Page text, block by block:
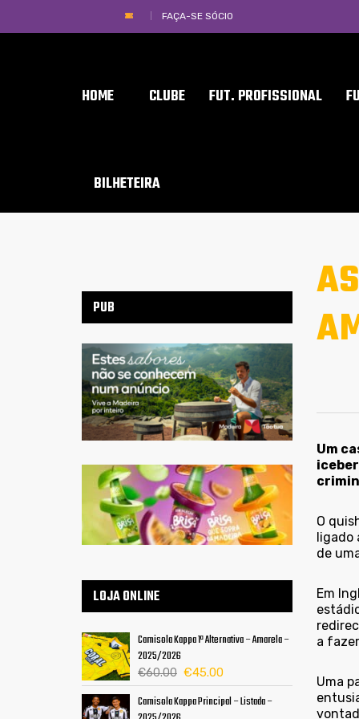
FAÇA-SE SÓCIO
HOME CLUBE FUT. PROFISSIONAL
BILHETEIRA
Um
O
ligado
de
Em
a
Uma
PUB
LOJA ONLINE
Camisola Kappa 1ª Alternativa – Amarela –
2025/2026
€60.00 O
preço
original
€45.00O
preço
atual
Camisola Kappa Principal – Listada –